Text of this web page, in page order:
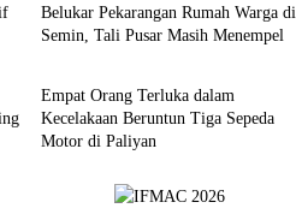
Belukar Pekarangan Rumah Warga di
Semin, Tali Pusar Masih Menempel
Berita
Empat Orang Terluka dalam
Kecelakaan Beruntun Tiga Sepeda
Motor di Paliyan